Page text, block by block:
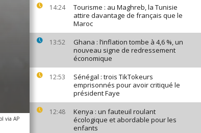
14:24
Tourisme : au Maghreb, la Tunisie
attire davantage de français que le
Maroc
13:52
Ghana : l’inflation tombe à 4,6 %, un
nouveau signe de redressement
économique
12:53
Sénégal : trois TikTokeurs
emprisonnés pour avoir critiqué le
président Faye
12:48
Kenya : un fauteuil roulant
écologique et abordable pour les
enfants
via AP